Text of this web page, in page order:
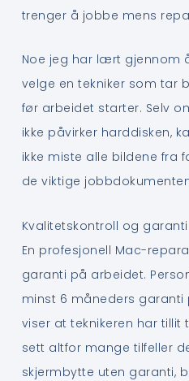
trenger å jobbe mens
Noe jeg har lært gjennom
velge en tekniker som tar
før arbeidet starter. Selv
ikke påvirker harddisken,
ikke miste alle bildene fra
de viktige
Kvalitetskontroll og garanti
En profesjonell Mac-
garanti på arbeidet.
minst 6 måneders
viser at teknikeren har tillit
sett altfor mange tilfeller
skjermbytte uten garanti,